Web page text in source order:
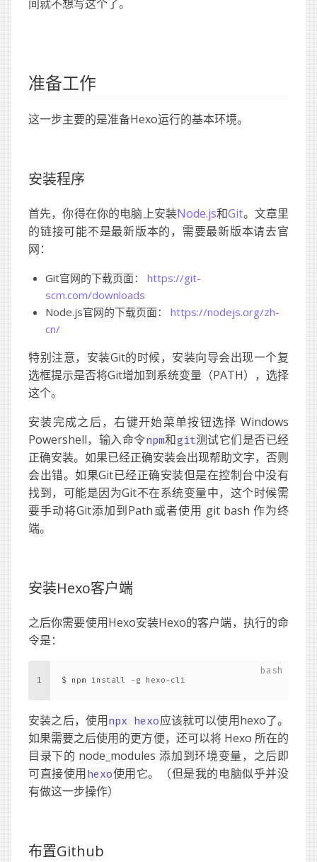
间就不想写这个了。
准备工作
这一步主要的是准备Hexo运行的基本环境。
安装程序
首先，你得在你的电脑上安装Node.js和Git。文章里
的链接可能不是最新版本的，需要最新版本请去官
网：
Git官网的下载页面： https://git-
scm.com/downloads
Node.js官网的下载页面： https://nodejs.org/zh-
cn/
特别注意，安装Git的时候，安装向导会出现一个复
选框提示是否将Git增加到系统变量（PATH），选择
这个。
安装完成之后，右键开始菜单按钮选择 Windows
Powershell，输入命令npm和git测试它们是否已经
正确安装。如果已经正确安装会出现帮助文字，否则
会出错。如果Git已经正确安装但是在控制台中没有
找到，可能是因为Git不在系统变量中，这个时候需
要手动将Git添加到Path或者使用 git bash 作为终
端。
安装Hexo客户端
之后你需要使用Hexo安装Hexo的客户端，执行的命
令是：
1 $ npm install -g hexo-cli
安装之后，使用npx hexo应该就可以使用hexo了。
如果需要之后使用的更方便，还可以将 Hexo 所在的
目录下的 node_modules 添加到环境变量，之后即
可直接使用hexo使用它。（但是我的电脑似乎并没
有做这一步操作）
布置Github